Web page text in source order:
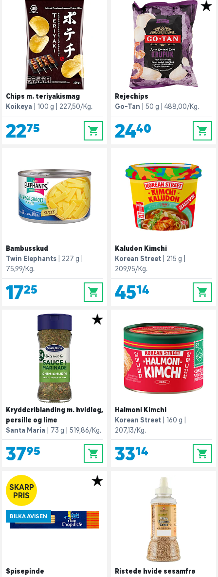
Chips m. teriyakismag
Koikeya
100 g 227,50/Kg.
22,75 0
Rejechips
Go-Tan
50 g 488,00/Kg.
24,40 0
Bambusskud
Twin Elephants
227 g
75,99/Kg.
17,25 0
Kaludon Kimchi
Korean Street
215 g
209,95/Kg.
45,14 0
Krydderiblanding m. hvidløg,
persille og lime
Santa Maria
73 g 519,86/Kg.
37,95 0
Halmoni Kimchi
Korean Street
160 g
207,13/Kg.
33,14 0
SKARP
PRIS
BILKA AVISEN
Spisepinde Ristede hvide sesamfrø